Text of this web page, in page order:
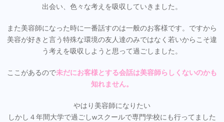
出会い、色々な考えを吸収していきました。
また美容師になった時に一番話すのは一般のお客様です。ですから
美容が好きと言う特殊な環境の友人達のみではなく若いからこそ違
う考えを吸収しようと思って過ごしました。
ここがあるので未だにお客様とする会話は美容師らしくないのかも
知れません。
やはり美容師になりたい
しかし４年間大学で過ごしwスクールで専門学校にも行ってました